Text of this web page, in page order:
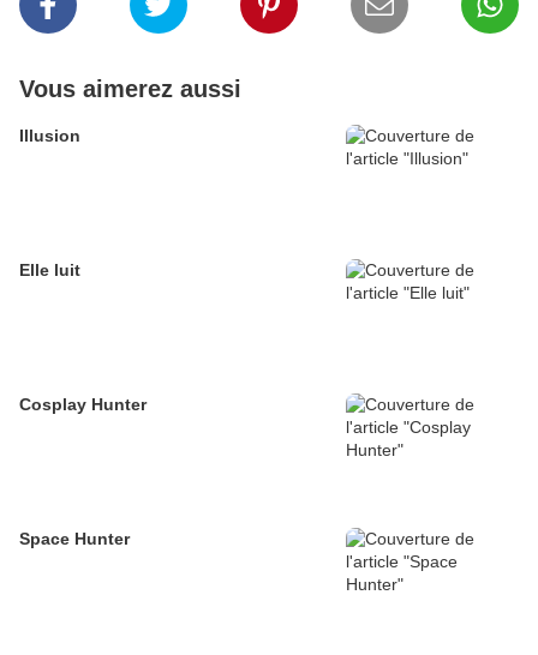
Vous aimerez aussi
Illusion
Elle luit
Cosplay Hunter
Space Hunter